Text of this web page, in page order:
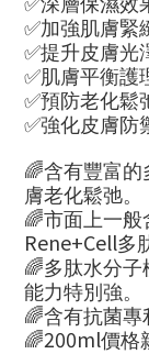
深層保濕效
✅加強肌膚緊
✅提升皮膚光
✅肌膚平衡護
✅預防老化鬆
✅強化皮膚防
🌈含有豐富的
膚老化鬆弛。
🌈市面上一般
Rene+Cell多
🌈多肽水分子
能力特別強。
🌈含有抗菌專
🌈200ml價格